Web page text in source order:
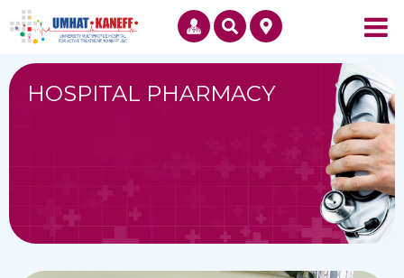
HOSPITAL PHARMACY